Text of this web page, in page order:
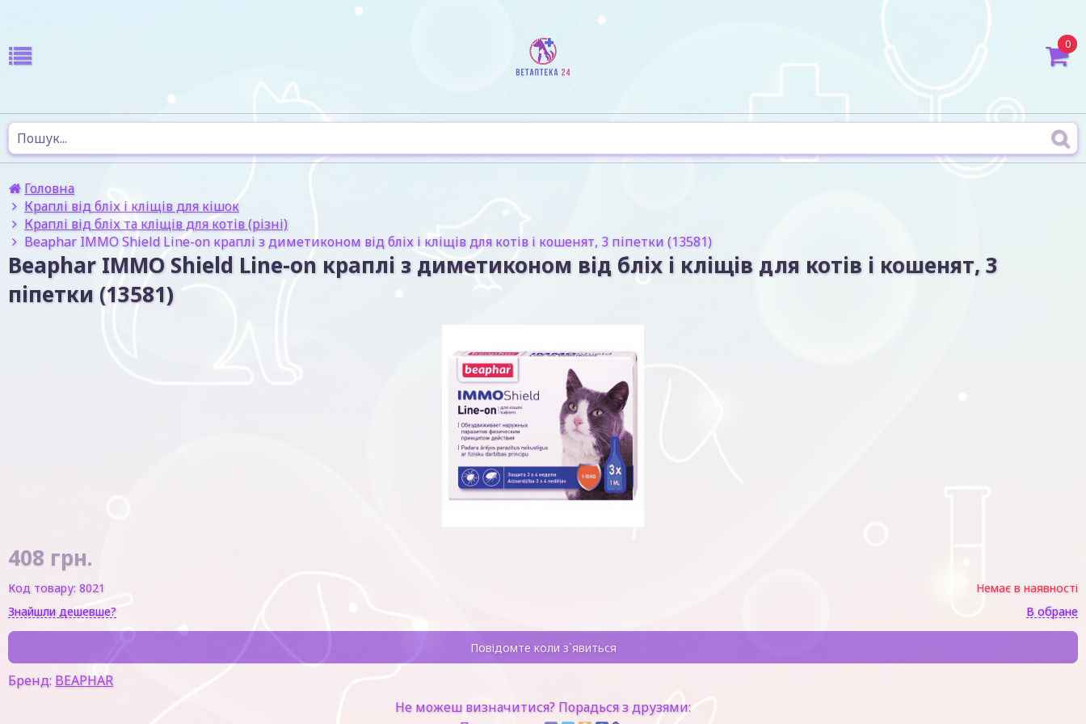
0
Головна
Краплі від бліх і кліщів для кішок
Краплі від бліх та кліщів для котів (різні)
Beaphar IMMO Shield Line-on краплі з диметиконом від бліх і кліщів для котів і кошенят, 3 піпетки (13581)
Beaphar IMMO Shield Line-on краплі з диметиконом від бліх і кліщів для котів і кошенят, 3
піпетки (13581)
408 грн.
Код товару: 8021
Немає в наявності
Знайшли дешевше?
В обране
Повідомте коли з`явиться
Бренд: BEAPHAR
Не можеш визначитися? Порадься з друзями: